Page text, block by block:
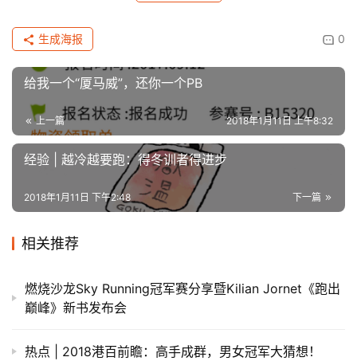
0
生成海报
给我一个“厦马威”，还你一个PB
上一篇 2018年1月11日 上午8:32
经验 | 越冷越要跑：得冬训者得进步
下一篇
2018年1月11日 下午2:48
相关推荐
燃烧沙龙Sky Running冠军赛分享暨Kilian Jornet《跑出
巅峰》新书发布会
热点 | 2018港百前瞻：高手成群，男女冠军大猜想！